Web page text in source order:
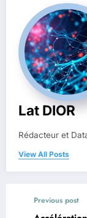
Lat DIOR
Rédacteur et
View All Posts
Previous post